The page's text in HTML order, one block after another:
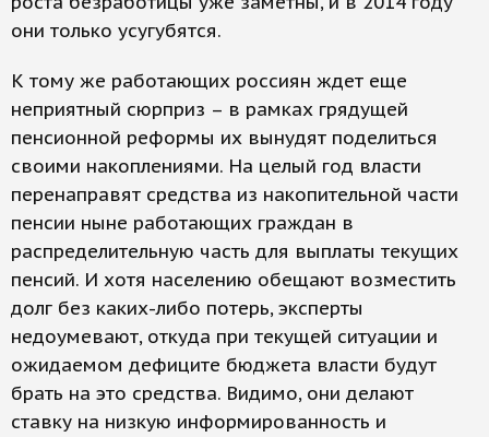
они только усугубятся.
К тому же работающих россиян ждет еще
неприятный сюрприз – в рамках грядущей
пенсионной реформы их вынудят поделиться
своими накоплениями. На целый год власти
перенаправят средства из накопительной части
пенсии ныне работающих граждан в
распределительную часть для выплаты текущих
пенсий. И хотя населению обещают возместить
долг без каких-либо потерь, эксперты
недоумевают, откуда при текущей ситуации и
ожидаемом дефиците бюджета власти будут
брать на это средства. Видимо, они делают
ставку на низкую информированность и